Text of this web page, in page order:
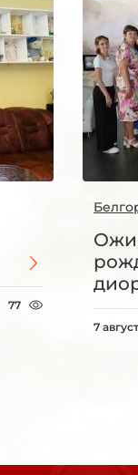
77
7